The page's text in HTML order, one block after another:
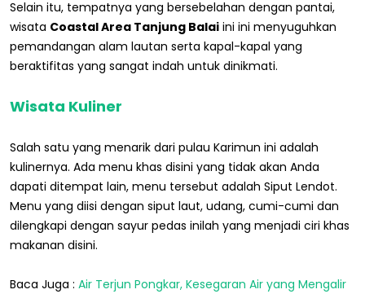
Selain itu, tempatnya yang bersebelahan dengan pantai,
wisata Coastal Area Tanjung Balai ini ini menyuguhkan
pemandangan alam lautan serta kapal-kapal yang
beraktifitas yang sangat indah untuk dinikmati.
Wisata Kuliner
Salah satu yang menarik dari pulau Karimun ini adalah
kulinernya. Ada menu khas disini yang tidak akan Anda
dapati ditempat lain, menu tersebut adalah Siput Lendot.
Menu yang diisi dengan siput laut, udang, cumi-cumi dan
dilengkapi dengan sayur pedas inilah yang menjadi ciri khas
makanan disini.
Baca Juga : Air Terjun Pongkar, Kesegaran Air yang Mengalir